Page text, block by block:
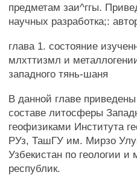
предметам заи^ггы.
научных разработка;:
глава 1. состояние
млхттизмл и
западного тянь-шаня
В данной главе
составе литосферы
геофизиками Института
РУз, ТашГУ им. Мирзо
Узбекистан по геологии
республик.